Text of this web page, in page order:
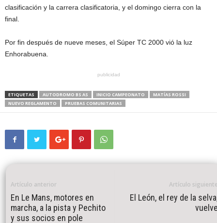
clasificación y la carrera clasificatoria, y el domingo cierra con la
final.
Por fin después de nueve meses, el Súper TC 2000 vió la luz
Enhorabuena.
publicidad
ETIQUETAS AUTODROMO BS AS INICIO CAMPEONATO
MATÍAS ROSSI
NUEVO REGLAMENTO
PRUEBAS COMUNITARIAS
Artículo anterior
En Le Mans, motores en
marcha, a la pista y Pechito
y sus socios en pole
Artículo
El León, el rey de la